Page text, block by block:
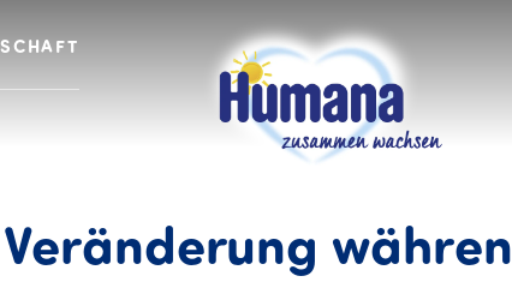
Veränderung